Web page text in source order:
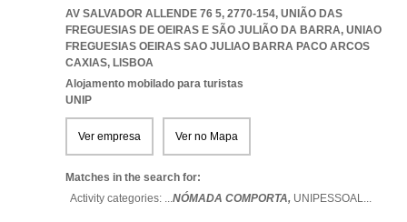
AV SALVADOR ALLENDE 76 5, 2770-154, UNIÃO DAS
FREGUESIAS DE OEIRAS E SÃO JULIÃO DA BARRA, UNIAO
FREGUESIAS OEIRAS SAO JULIAO BARRA PACO ARCOS
CAXIAS, LISBOA
Alojamento mobilado para turistas
UNIP
Ver empresa Ver no Mapa
Matches in the search for:
Activity categories: ...NÓMADA COMPORTA, UNIPESSOAL...